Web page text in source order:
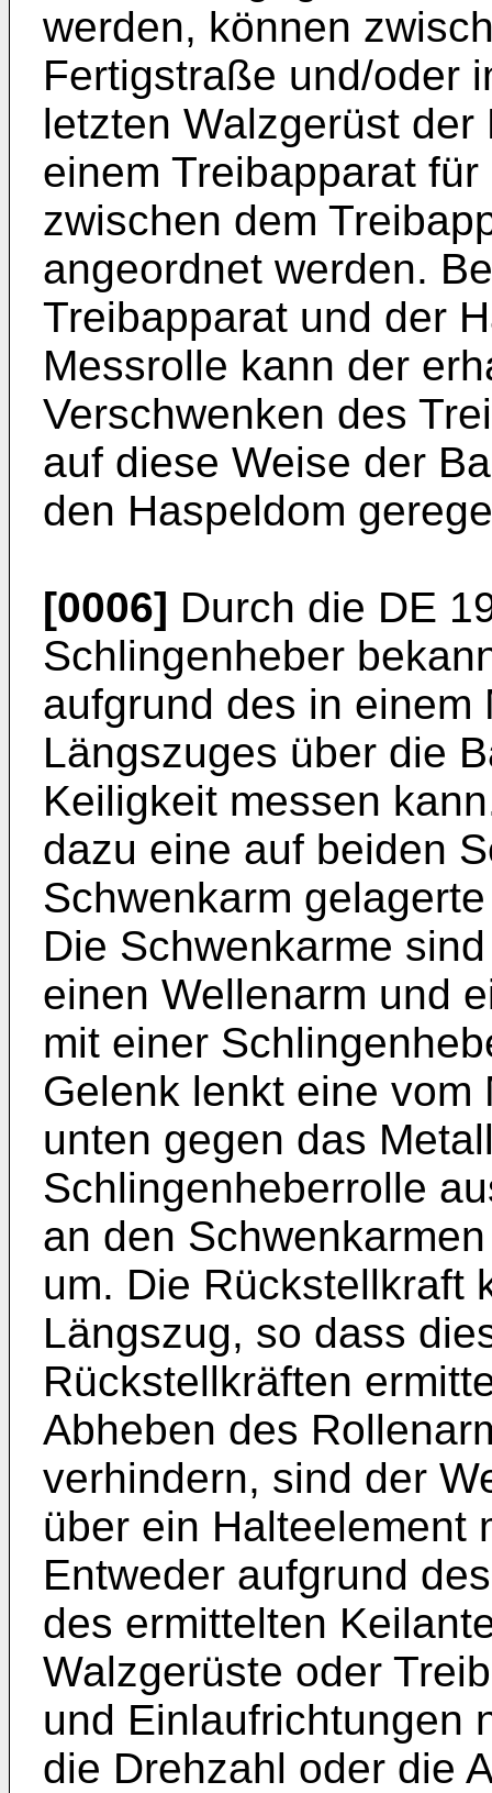
werden, können
Fertigstraße und/oder
letzten Walzgerüst
einem Treibapparat
zwischen dem
angeordnet werden.
Treibapparat und der
Messrolle kann der
Verschwenken des
auf diese Weise der
den Haspeldom
[0006] Durch die DE
Schlingenheber
aufgrund des in einem
Längszuges über die
Keiligkeit messen
dazu eine auf beiden
Schwenkarm
Die Schwenkarme
einen Wellenarm und
mit einer
Gelenk lenkt eine
unten gegen das
Schlingenheberrolle
an den
um. Die Rückstellkraft
Längszug, so dass
Rückstellkräften
Abheben des
verhindern, sind der
über ein Halteelement
Entweder aufgrund
des ermittelten
Walzgerüste oder
und Einlaufrichtungen
die Drehzahl oder die